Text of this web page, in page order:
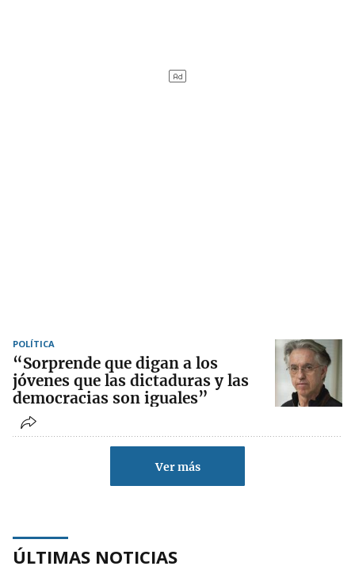
POLÍTICA
“Sorprende que digan a los
jóvenes que las dictaduras y las
democracias son iguales”
Ver más
ÚLTIMAS NOTICIAS